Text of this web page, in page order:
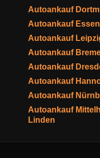
Autoankauf
Autoankauf Essen
Autoankauf
Autoankauf
Autoankauf
Autoankauf
Autoankauf
Autoankauf
Linden